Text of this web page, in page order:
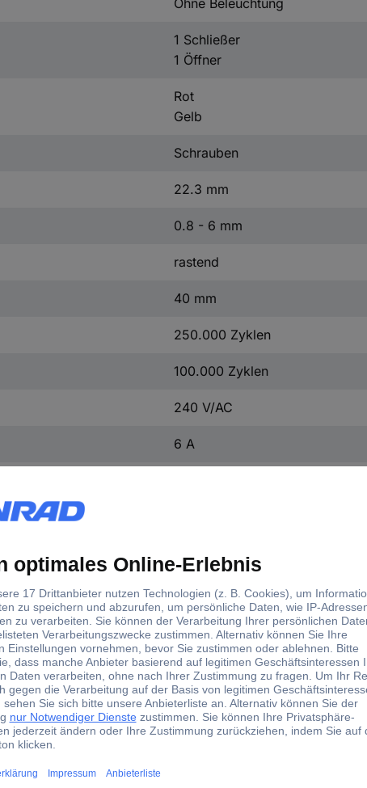
Ohne Beleuchtung
1 Schließer
1 Öffner
Rot
Gelb
Schrauben
22.3 mm
0.8 - 6 mm
rastend
40 mm
250.000 Zyklen
100.000 Zyklen
240 V/AC
6 A
A20B-V4E11R
1 St.
Ja